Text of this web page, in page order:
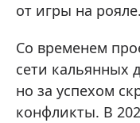
от игры на рояле.
Со временем
сети кальянных
но за успехом
конфликты. В